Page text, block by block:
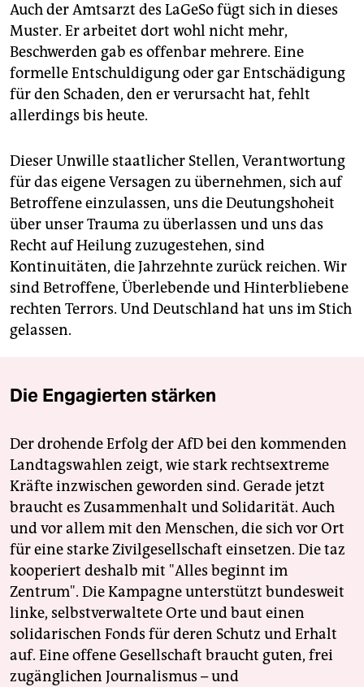
Auch der Amtsarzt des LaGeSo fügt sich in dieses
Muster. Er arbeitet dort wohl nicht mehr,
Beschwerden gab es offenbar mehrere. Eine
formelle Entschuldigung oder gar Entschädigung
für den Schaden, den er verursacht hat, fehlt
allerdings bis heute.
Dieser Unwille staatlicher Stellen, Verantwortung
für das eigene Versagen zu übernehmen, sich auf
Betroffene einzulassen, uns die Deutungshoheit
über unser Trauma zu überlassen und uns das
Recht auf Heilung zuzugestehen, sind
Kontinuitäten, die Jahrzehnte zurück reichen. Wir
sind Betroffene, Überlebende und Hinterbliebene
rechten Terrors. Und Deutschland hat uns im Stich
gelassen.
Die Engagierten stärken
Der drohende Erfolg der AfD bei den kommenden
Landtagswahlen zeigt, wie stark rechtsextreme
Kräfte inzwischen geworden sind. Gerade jetzt
braucht es Zusammenhalt und Solidarität. Auch
und vor allem mit den Menschen, die sich vor Ort
für eine starke Zivilgesellschaft einsetzen. Die taz
kooperiert deshalb mit "Alles beginnt im
Zentrum". Die Kampagne unterstützt bundesweit
linke, selbstverwaltete Orte und baut einen
solidarischen Fonds für deren Schutz und Erhalt
auf. Eine offene Gesellschaft braucht guten, frei
zugänglichen Journalismus – und